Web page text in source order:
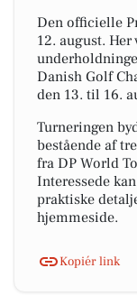
Den officielle
12. august.
Danish Golf
den 13. til 16.
Turneringen
bestående af
fra DP World
Interessede
praktiske
hjemmeside.
Kopiér link